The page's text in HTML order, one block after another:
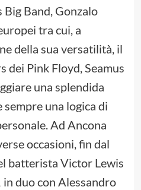
Big Band, Gonzalo
tra cui, a
della sua versatilità, il
dei Pink Floyd, Seamus
una splendida
una logica di
Ad Ancona
occasioni, fin dal
batterista Victor Lewis
duo con Alessandro